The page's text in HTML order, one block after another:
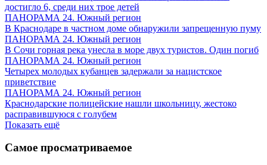
достигло 6, среди них трое детей
ПАНОРАМА 24. Южный регион
В Краснодаре в частном доме обнаружили запрещенную пуму
ПАНОРАМА 24. Южный регион
В Сочи горная река унесла в море двух туристов. Один погиб
ПАНОРАМА 24. Южный регион
Четырех молодых кубанцев задержали за нацистское
приветствие
ПАНОРАМА 24. Южный регион
Краснодарские полицейские нашли школьницу, жестоко
расправившуюся с голубем
Показать ещё
Самое просматриваемое